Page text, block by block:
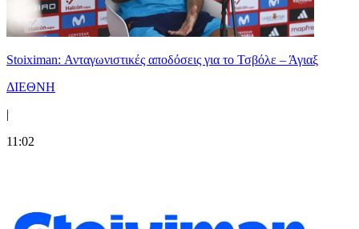
Stoiximan: Ανταγωνιστικές αποδόσεις για το Τσβόλε – Άγιαξ
ΔΙΕΘΝΗ
|
11:02